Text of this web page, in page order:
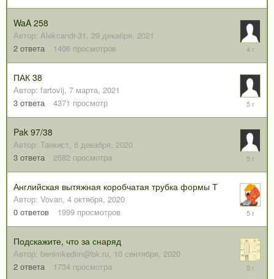
2022
WaA 258
Автор: Alekcandr-31, 29 декабря, 2021
2 ответа 1406 просмотров
2022
ПАК 38
Автор: fartovij, 7 марта, 2021
3 ответа 4371 просмотр
14
2021
Pak 97/38
Автор: Танкист, 6 декабря, 2020
3 ответа 2582 просмотра
2021
Английская вытяжная коробчатая трубка формы Т
Автор: Vovan, 4 октября, 2020
0 ответов 1999 просмотров
2020
Подскажите, что за снаряд
Автор: benimkedim@bk.ru, 10 сентября, 2020
2 ответа 1734 просмотра
10